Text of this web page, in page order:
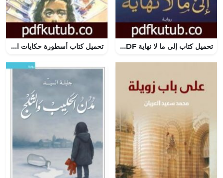
تحميل كتاب إلى ما لا نهاية PDF تأليف ساندرا سراج مجانا [كامل] تحميل كتاب أسطورة حكايات التاروت PDF تأليف أحمد خالد توفيق مجانا [كامل]